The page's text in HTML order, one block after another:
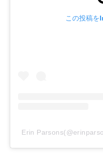
この投稿を
Erin